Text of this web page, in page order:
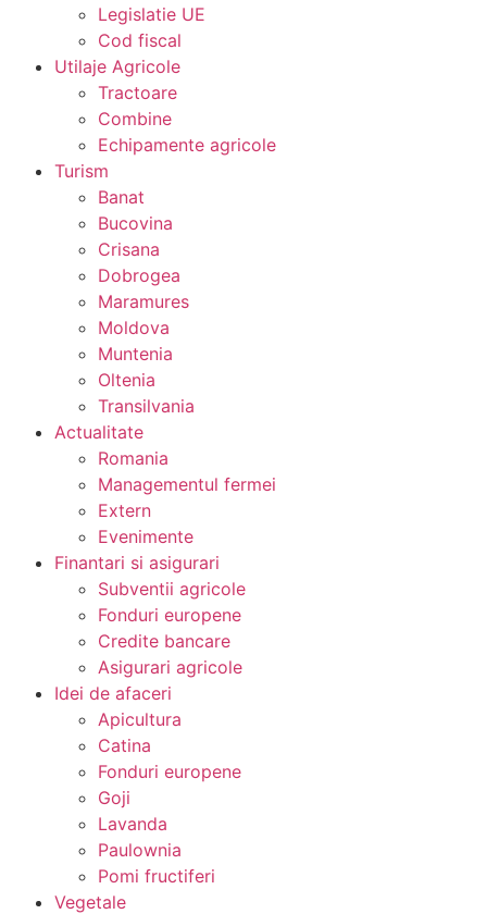
Legislatie UE
Cod fiscal
Utilaje Agricole
Tractoare
Combine
Echipamente agricole
Turism
Banat
Bucovina
Crisana
Dobrogea
Maramures
Moldova
Muntenia
Oltenia
Transilvania
Actualitate
Romania
Managementul fermei
Extern
Evenimente
Finantari si asigurari
Subventii agricole
Fonduri europene
Credite bancare
Asigurari agricole
Idei de afaceri
Apicultura
Catina
Fonduri europene
Goji
Lavanda
Paulownia
Pomi fructiferi
Vegetale